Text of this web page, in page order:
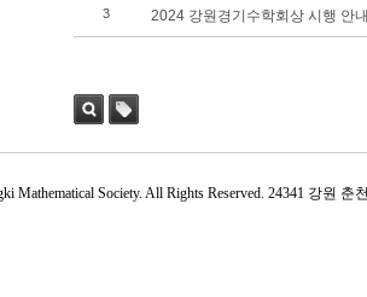
3 2024 강원경기수학회상 시행 안
Mathematical Society. All Rights Reserved. 24341 강원